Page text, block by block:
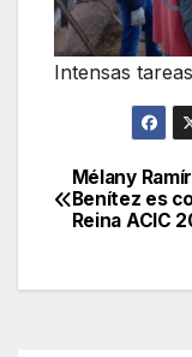
Intensas
de
Mélany
Benítez es
Reina ACIC